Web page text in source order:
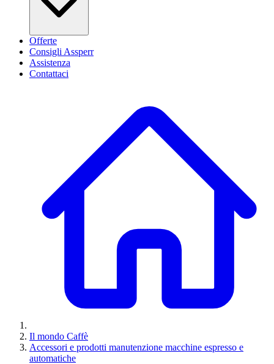
Offerte
Consigli Assperr
Assistenza
Contattaci
Il mondo Caffè
Accessori e prodotti manutenzione macchine espresso e
automatiche